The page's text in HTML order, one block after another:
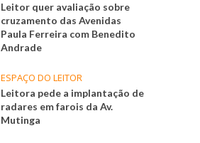
Leitor quer avaliação sobre
cruzamento das Avenidas
Paula Ferreira com Benedito
Andrade
ESPAÇO DO LEITOR
Leitora pede a implantação de
radares em farois da Av.
Mutinga